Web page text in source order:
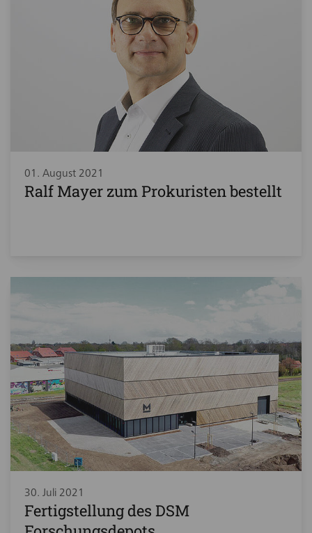
01. August 2021
Ralf Mayer zum Prokuristen bestellt
30. Juli 2021
Fertigstellung des DSM